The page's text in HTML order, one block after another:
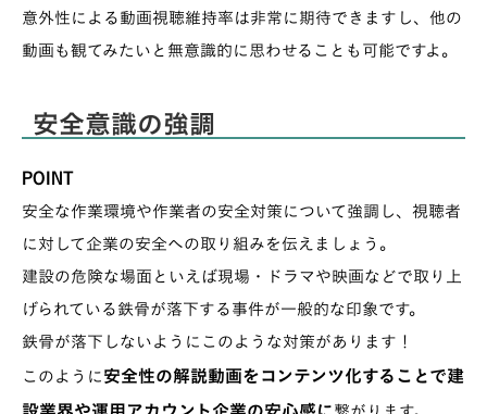
意外性による動画視聴維持率は非常に期待できますし、他の
動画も観てみたいと無意識的に思わせることも可能ですよ。
安全意識の強調
POINT
安全な作業環境や作業者の安全対策について強調し、視聴者
に対して企業の安全への取り組みを伝えましょう。
建設の危険な場面といえば現場・ドラマや映画などで取り上
げられている鉄骨が落下する事件が一般的な印象です。
鉄骨が落下しないようにこのような対策があります！
このように安全性の解説動画をコンテンツ化することで建